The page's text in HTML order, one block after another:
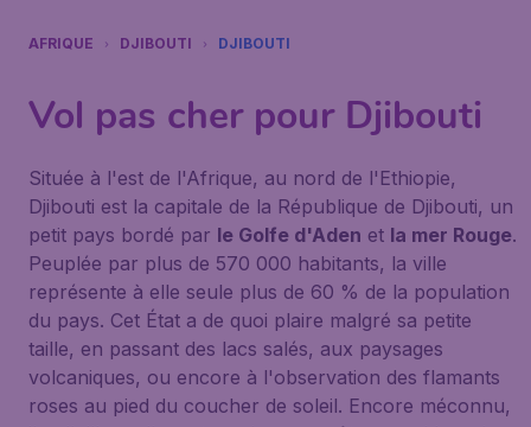
AFRIQUE DJIBOUTI DJIBOUTI
Vol pas cher pour Djibouti
Située à l'est de l'Afrique, au nord de l'Ethiopie,
Djibouti est la capitale de la République de Djibouti, un
petit pays bordé par le Golfe d'Aden et la mer Rouge.
Peuplée par plus de 570 000 habitants, la ville
représente à elle seule plus de 60 % de la population
du pays. Cet État a de quoi plaire malgré sa petite
taille, en passant des lacs salés, aux paysages
volcaniques, ou encore à l'observation des flamants
roses au pied du coucher de soleil. Encore méconnu,